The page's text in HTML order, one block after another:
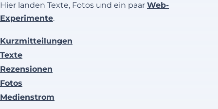
Hier landen Texte, Fotos und ein paar Web-
Experimente.
Kurzmitteilungen
Texte
Rezensionen
Fotos
Medienstrom